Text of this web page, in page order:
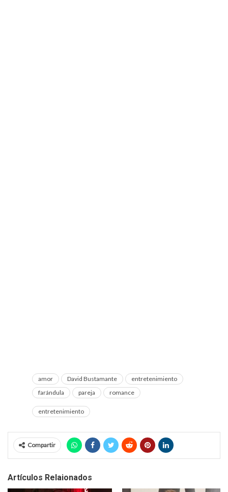
amor David Bustamante
entretenimiento
farándula
pareja romance
entretenimiento
Compartir
Artículos Relaionados